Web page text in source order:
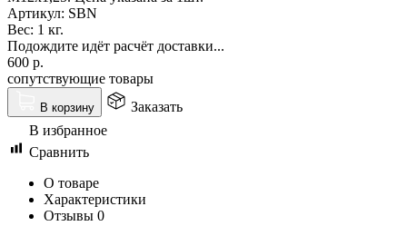
Артикул: SBN
Вес: 1 кг.
Подождите идёт расчёт доставки...
600 р.
сопутствующие товары
В корзину
Заказать
В избранное
Сравнить
О товаре
Характеристики
Отзывы 0